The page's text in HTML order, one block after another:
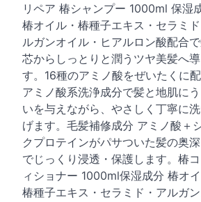
リペア 椿シャンプー 1000ml 保湿
椿オイル・椿種子エキス・セラミ
ルガンオイル・ヒアルロン酸配合
芯からしっとりと潤うツヤ美髪へ導
す。16種のアミノ酸をぜいたくに配
アミノ酸系洗浄成分で髪と地肌に
いを与えながら、やさしく丁寧に
げます。毛髪補修成分 アミノ酸＋
クプロテインがパサついた髪の奥深
でじっくり浸透・保護します。椿
ィショナー 1000ml保湿成分 椿オイ
椿種子エキス・セラミド・アルガ